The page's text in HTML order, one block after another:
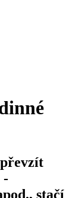
-
stačí